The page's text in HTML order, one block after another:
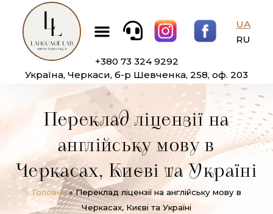
Перейти
вмісту
Меню
UA
RU
+380 73 324 9292
Україна, Черкаси, б-р Шевченка, 258, оф. 203
Переклад ліцензії на
англійську мову в
Черкасах, Києві та Україні
Головна»Переклад ліцензії на англійську мову в
Черкасах, Києві та Україні